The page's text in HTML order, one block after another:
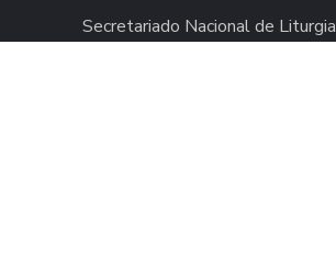
Secretariado Nacional de Liturgia